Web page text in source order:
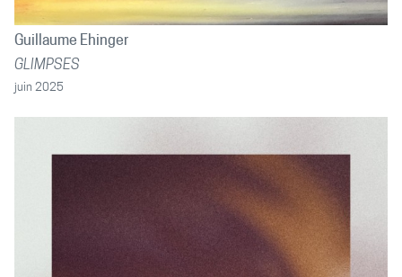
Guillaume Ehinger
GLIMPSES
juin 2025